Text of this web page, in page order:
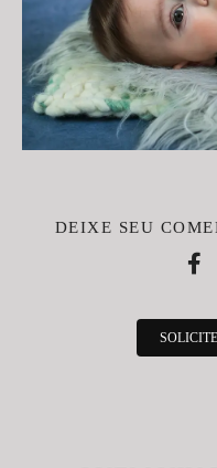
DEIXE SEU